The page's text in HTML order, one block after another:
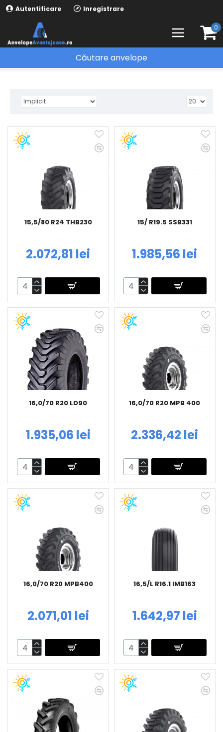
Autentificare Inregistrare
0
Căutare anvelope
15,5/80 R24 THB230
2.072,81 lei
15/ R19.5 SSB331
1.985,56 lei
16,0/70 R20 LD90
1.935,06 lei
16,0/70 R20 MPB 400
2.336,42 lei
16,0/70 R20 MPB400
2.071,01 lei
16,5/L R16.1 IMB163
1.642,97 lei